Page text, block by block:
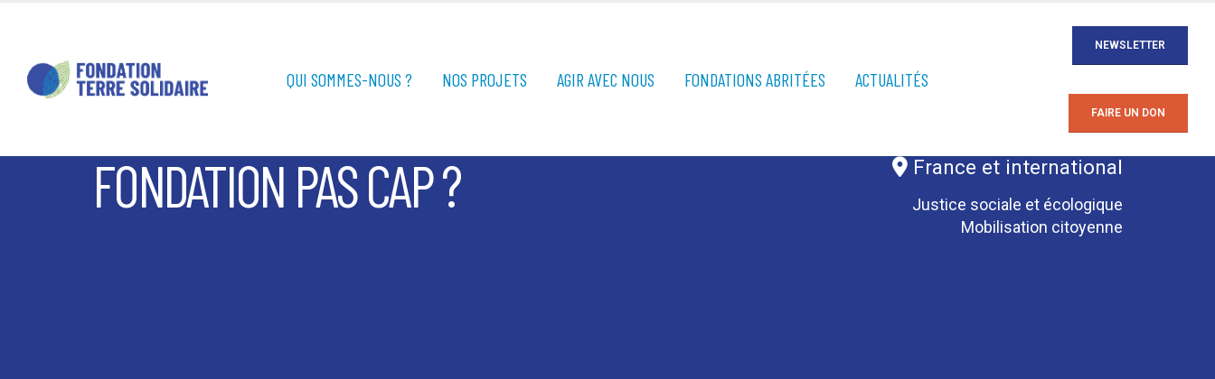
QUI SOMMES-NOUS ? NOS PROJETS AGIR AVEC NOUS FONDATIONS ABRITÉES ACTUALITÉS
NEWSLETTER
FAIRE UN DON
France et international
Justice sociale et écologique
Mobilisation citoyenne
FONDATION PAS CAP ?